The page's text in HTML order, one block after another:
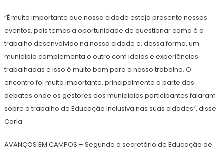
“É muito importante que nossa cidade esteja presente nesses
eventos, pois temos a oportunidade de questionar como é o
trabalho desenvolvido na nossa cidade e, dessa forma, um
município complementa o outro com ideias e experiências
trabalhadas e isso é muito bom para o nosso trabalho. O
encontro foi muito importante, principalmente a parte dos
debates onde os gestores dos municípios participantes falaram
sobre o trabalho de Educação Inclusiva nas suas cidades”, disse
Carla.
AVANÇOS EM CAMPOS – Segundo o secretário de Educação de